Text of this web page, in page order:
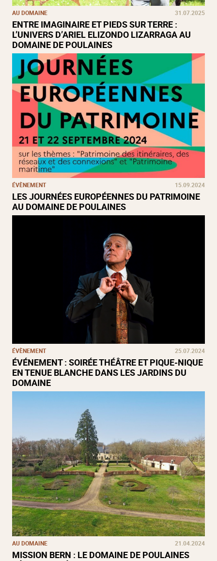
AU DOMAINE 31.07.2025
ENTRE IMAGINAIRE ET PIEDS SUR TERRE :
L’UNIVERS D’ARIEL ELIZONDO LIZARRAGA AU
DOMAINE DE POULAINES
ÉVÈNEMENT 15.09.2024
LES JOURNÉES EUROPÉENNES DU PATRIMOINE
AU DOMAINE DE POULAINES
ÉVÈNEMENT 25.07.2024
ÉVÉNEMENT : SOIRÉE THÉÂTRE ET PIQUE-NIQUE
EN TENUE BLANCHE DANS LES JARDINS DU
DOMAINE
AU DOMAINE 21.04.2024
MISSION BERN : LE DOMAINE DE POULAINES